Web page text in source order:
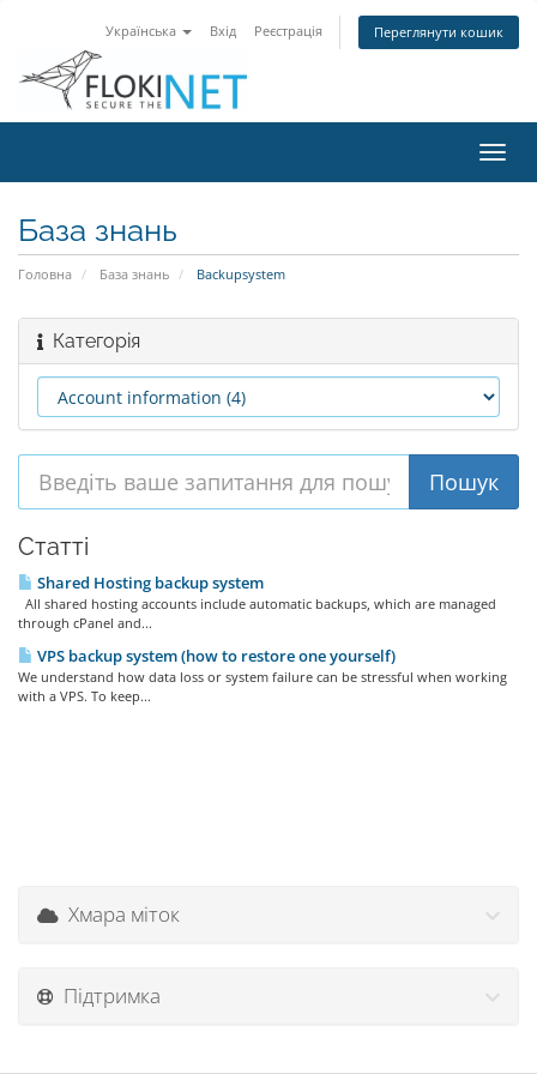
Українська Вхід Реєстрація Переглянути кошик
База знань
Головна База знань Backupsystem
Категорія
Статті
Shared Hosting backup system
All shared hosting accounts include automatic backups, which are managed
through cPanel and...
VPS backup system (how to restore one yourself)
We understand how data loss or system failure can be stressful when working
with a VPS. To keep...
Хмара міток
Підтримка